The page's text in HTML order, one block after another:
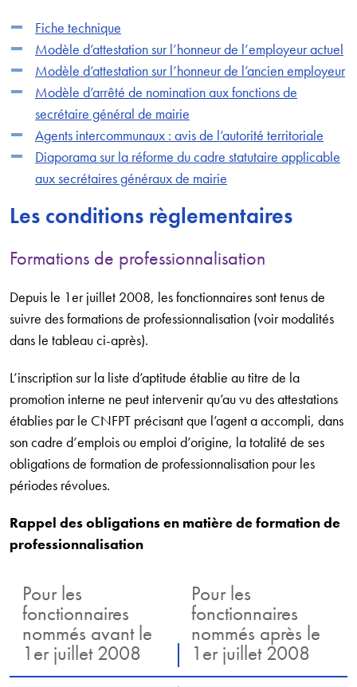
Fiche technique
Modèle d’attestation sur l’honneur de l’employeur actuel
Modèle d’attestation sur l’honneur de l’ancien employeur
Modèle d’arrêté de nomination aux fonctions de
secrétaire général de mairie
Agents intercommunaux : avis de l’autorité territoriale
Diaporama sur la réforme du cadre statutaire applicable
aux secrétaires généraux de mairie
Les conditions règlementaires
Formations de professionnalisation
Depuis le 1er juillet 2008, les fonctionnaires sont tenus de
suivre des formations de professionnalisation (voir modalités
dans le tableau ci-après).
L’inscription sur la liste d’aptitude établie au titre de la
promotion interne ne peut intervenir qu’au vu des attestations
établies par le CNFPT précisant que l’agent a accompli, dans
son cadre d’emplois ou emploi d’origine, la totalité de ses
obligations de formation de professionnalisation pour les
périodes révolues.
Rappel des obligations en matière de formation de
professionnalisation
Pour les
fonctionnaires
nommés avant le
1er juillet 2008
Pour les
fonctionnaires
nommés après le
1er juillet 2008